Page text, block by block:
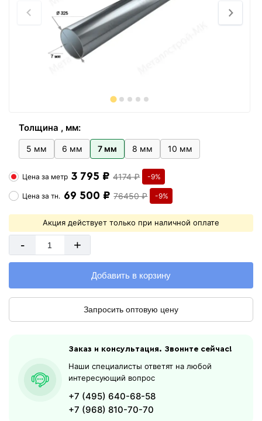
Толщина , мм:
5 мм 6 мм 7 мм 8 мм 10 мм
Цена за метр 3 795 ₽ 4174 ₽ -9%
Цена затн. 69 500 ₽ 76450 ₽ -9%
Акция действует только при наличной оплате
- +
Добавить в корзину
Запросить оптовую цену
Заказ и консультация. Звоните сейчас!
Наши специалисты ответят на любой
интересующий вопрос
+7 (495) 640-68-58
+7 (968) 810-70-70